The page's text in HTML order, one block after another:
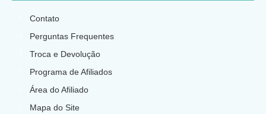
Contato
Perguntas Frequentes
Troca e Devolução
Programa de Afiliados
Área do Afiliado
Mapa do Site